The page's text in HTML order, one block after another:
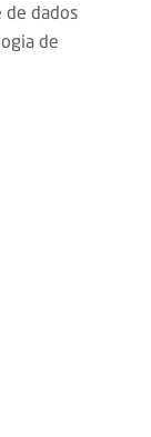
de dados
de